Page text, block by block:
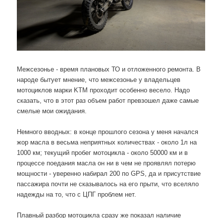
Межсезонье - время плановых ТО и отложенного ремонта. В
народе бытует мнение, что межсезонье у владельцев
мотоциклов марки KTM проходит особенно весело. Надо
сказать, что в этот раз объем работ превзошел даже самые
смелые мои ожидания.
Немного вводных: в конце прошлого сезона у меня начался
жор масла в весьма неприятных количествах - около 1л на
1000 км; текущий пробег мотоцикла - около 50000 км и в
процессе поедания масла он ни в чем не проявлял потерю
мощности - уверенно набирал 200 по GPS, да и присутствие
пассажира почти не сказывалось на его прыти, что вселяло
надежды на то, что с ЦПГ проблем нет.
Плавный разбор мотоцикла сразу же показал наличие